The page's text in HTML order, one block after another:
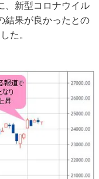
、新型コロナウイル
結果が良かったとの
た。